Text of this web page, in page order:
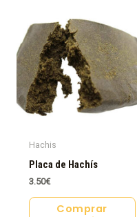
Hachis
Placa de Hachís
3.50€
Comprar